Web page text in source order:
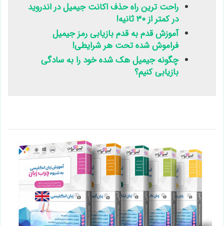
راحت ترین راه حذف اکانت جیمیل در اندروید
در کمتر از ۳۰ ثانیه!
آموزش قدم به قدم بازیابی رمز جیمیل
فراموش شده تحت هر شرایطی!
چگونه جیمیل هک شده خود را به سادگی
بازیابی کنیم؟